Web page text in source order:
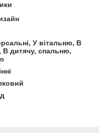
У вітальню, В
В дитячу, спальню,